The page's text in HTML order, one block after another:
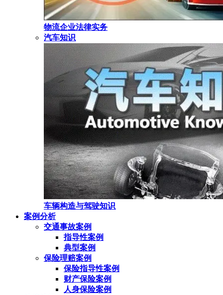
物流企业法律实务
汽车知识
车辆构造与驾驶知识
案例分析
交通事故案例
指导性案例
典型案例
保险理赔案例
保险指导性案例
财产保险案例
人身保险案例